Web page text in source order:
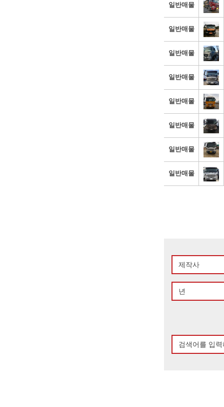
일반매물
일반매물
일반매물
일반매물
일반매물
일반매물
일반매물
일반매물